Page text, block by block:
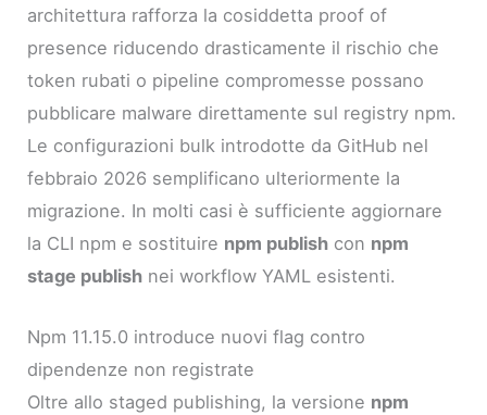
architettura rafforza la cosiddetta proof of
presence riducendo drasticamente il rischio che
token rubati o pipeline compromesse possano
pubblicare malware direttamente sul registry npm.
Le configurazioni bulk introdotte da GitHub nel
febbraio 2026 semplificano ulteriormente la
migrazione. In molti casi è sufficiente aggiornare
la CLI npm e sostituire npm publish con npm
stage publish nei workflow YAML esistenti.
Npm 11.15.0 introduce nuovi flag contro
dipendenze non registrate
Oltre allo staged publishing, la versione npm